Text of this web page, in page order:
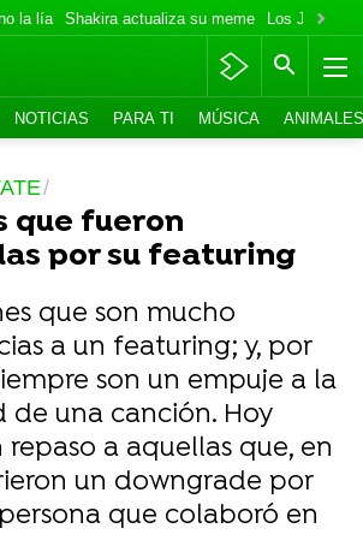
la lía Shakira actualiza su meme Los Jonas
NOTICIAS PARA TI MÚSICA ANIMALES
que fueron
por su featuring
que son mucho
a un featuring; y, por
son un empuje a la
una canción. Hoy
repaso a aquellas que, en
un downgrade por
que colaboró en